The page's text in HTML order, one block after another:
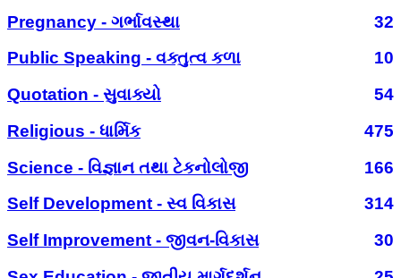
Pregnancy - ગર્ભાવસ્થા
32
Public Speaking - વક્તુત્વ કળા
10
Quotation - સુવાક્યો
54
Religious - ધાર્મિક
475
Science - વિજ્ઞાન તથા ટેકનોલોજી
166
Self Development - સ્વ વિકાસ
314
Self Improvement - જીવન-વિકાસ
30